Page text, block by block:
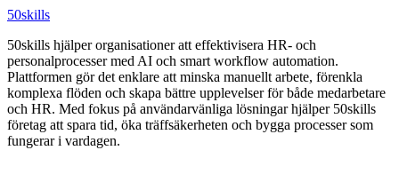
50skills
50skills hjälper organisationer att effektivisera HR- och
personalprocesser med AI och smart workflow automation.
Plattformen gör det enklare att minska manuellt arbete, förenkla
komplexa flöden och skapa bättre upplevelser för både medarbetare
och HR. Med fokus på användarvänliga lösningar hjälper 50skills
företag att spara tid, öka träffsäkerheten och bygga processer som
fungerar i vardagen.